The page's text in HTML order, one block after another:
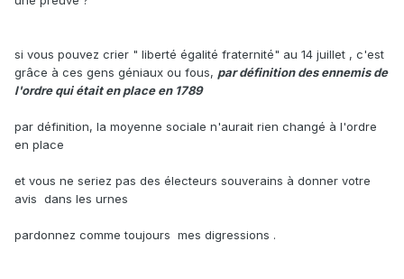
si vous pouvez crier " liberté égalité fraternité" au 14 juillet , c'est
grâce à ces gens géniaux ou fous, par définition des ennemis de
l'ordre qui était en place en 1789
par définition, la moyenne sociale n'aurait rien changé à l'ordre
en place
et vous ne seriez pas des électeurs souverains à donner votre
avis dans les urnes
pardonnez comme toujours mes digressions .